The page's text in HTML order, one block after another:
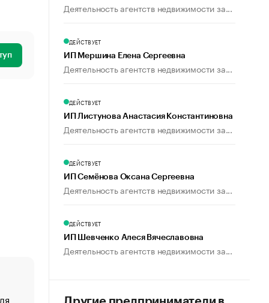
«От спорта тело стареет иначе». Как живет глава
Деятельность агентств недвижимости за...
ДЕЙСТВУЕТ
ИП Мершина Елена Сергеевна
Деятельность агентств недвижимости за...
ДЕЙСТВУЕТ
ИП Листунова Анастасия Константиновна
Деятельность агентств недвижимости за...
ДЕЙСТВУЕТ
ИП Семёнова Оксана Сергеевна
Деятельность агентств недвижимости за...
ДЕЙСТВУЕТ
ИП Шевченко Алеся Вячеславовна
Деятельность агентств недвижимости за...